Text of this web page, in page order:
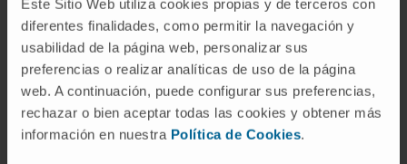
Este Sitio Web utiliza cookies propias y de terceros con
diferentes finalidades, como permitir la navegación y
usabilidad de la página web, personalizar sus
preferencias o realizar analíticas de uso de la página
web. A continuación, puede configurar sus preferencias,
rechazar o bien aceptar todas las cookies y obtener más
información en nuestra Política de Cookies.
la sangre arterial brota a pulsos al corte,
mientras que la venosa fluye de forma
continua.
Preguntas frecuentes
¿De dónde viene la palabra "vena"?